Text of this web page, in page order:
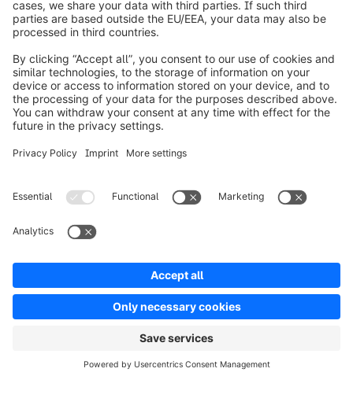
Informazioni su Shopware
Prodotti
Soluzioni
Terms & ConditionsPrivacyLegal notice
Copyright © shopware AG - All rights reserved